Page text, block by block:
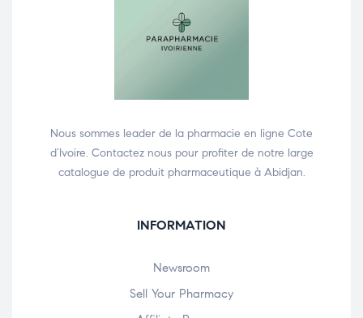
Nous sommes leader de la pharmacie en ligne Cote
d’Ivoire. Contactez nous pour profiter de notre large
catalogue de produit pharmaceutique à Abidjan.
INFORMATION
Newsroom
Sell Your Pharmacy